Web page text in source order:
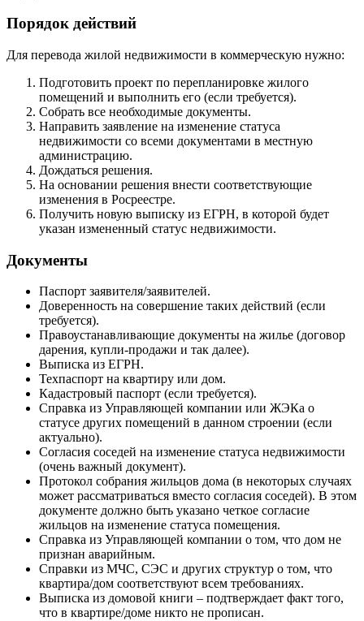
Порядок действий
Для перевода жилой недвижимости в коммерческую нужно:
Подготовить проект по перепланировке жилого
помещений и выполнить его (если требуется).
Собрать все необходимые документы.
Направить заявление на изменение статуса
недвижимости со всеми документами в местную
администрацию.
Дождаться решения.
На основании решения внести соответствующие
изменения в Росреестре.
Получить новую выписку из ЕГРН, в которой будет
указан измененный статус недвижимости.
Документы
Паспорт заявителя/заявителей.
Доверенность на совершение таких действий (если
требуется).
Правоустанавливающие документы на жилье (договор
дарения, купли-продажи и так далее).
Выписка из ЕГРН.
Техпаспорт на квартиру или дом.
Кадастровый паспорт (если требуется).
Справка из Управляющей компании или ЖЭКа о
статусе других помещений в данном строении (если
актуально).
Согласия соседей на изменение статуса недвижимости
(очень важный документ).
Протокол собрания жильцов дома (в некоторых случаях
может рассматриваться вместо согласия соседей). В этом
документе должно быть указано четкое согласие
жильцов на изменение статуса помещения.
Справка из Управляющей компании о том, что дом не
признан аварийным.
Справки из МЧС, СЭС и других структур о том, что
квартира/дом соответствуют всем требованиях.
Выписка из домовой книги – подтверждает факт того,
что в квартире/доме никто не прописан.